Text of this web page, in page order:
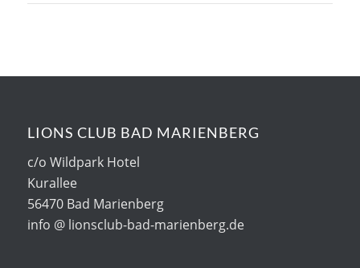
LIONS CLUB BAD MARIENBERG
c/o Wildpark Hotel
Kurallee
56470 Bad Marienberg
info @ lionsclub-bad-marienberg.de